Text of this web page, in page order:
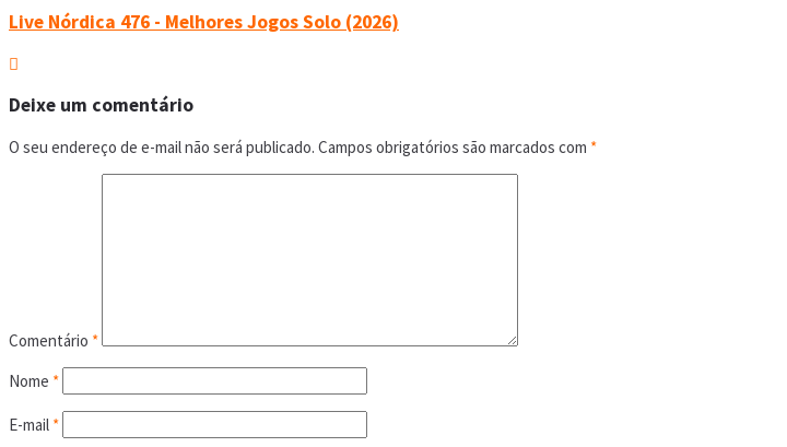
Live Nórdica 476 - Melhores Jogos Solo (2026)
Deixe um comentário
O seu endereço de e-mail não será publicado. Campos obrigatórios são marcados com *
Comentário *
Nome *
E-mail *